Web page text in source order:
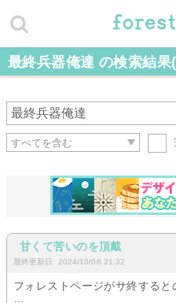
最終兵器俺達 の検索結果
甘くて苦いのを頂戴
最終更新日: 2024/10/06 21:32
フォレストページがサ終すると